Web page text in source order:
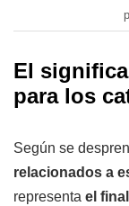
El
para los
Según se
relacionados a
representa el